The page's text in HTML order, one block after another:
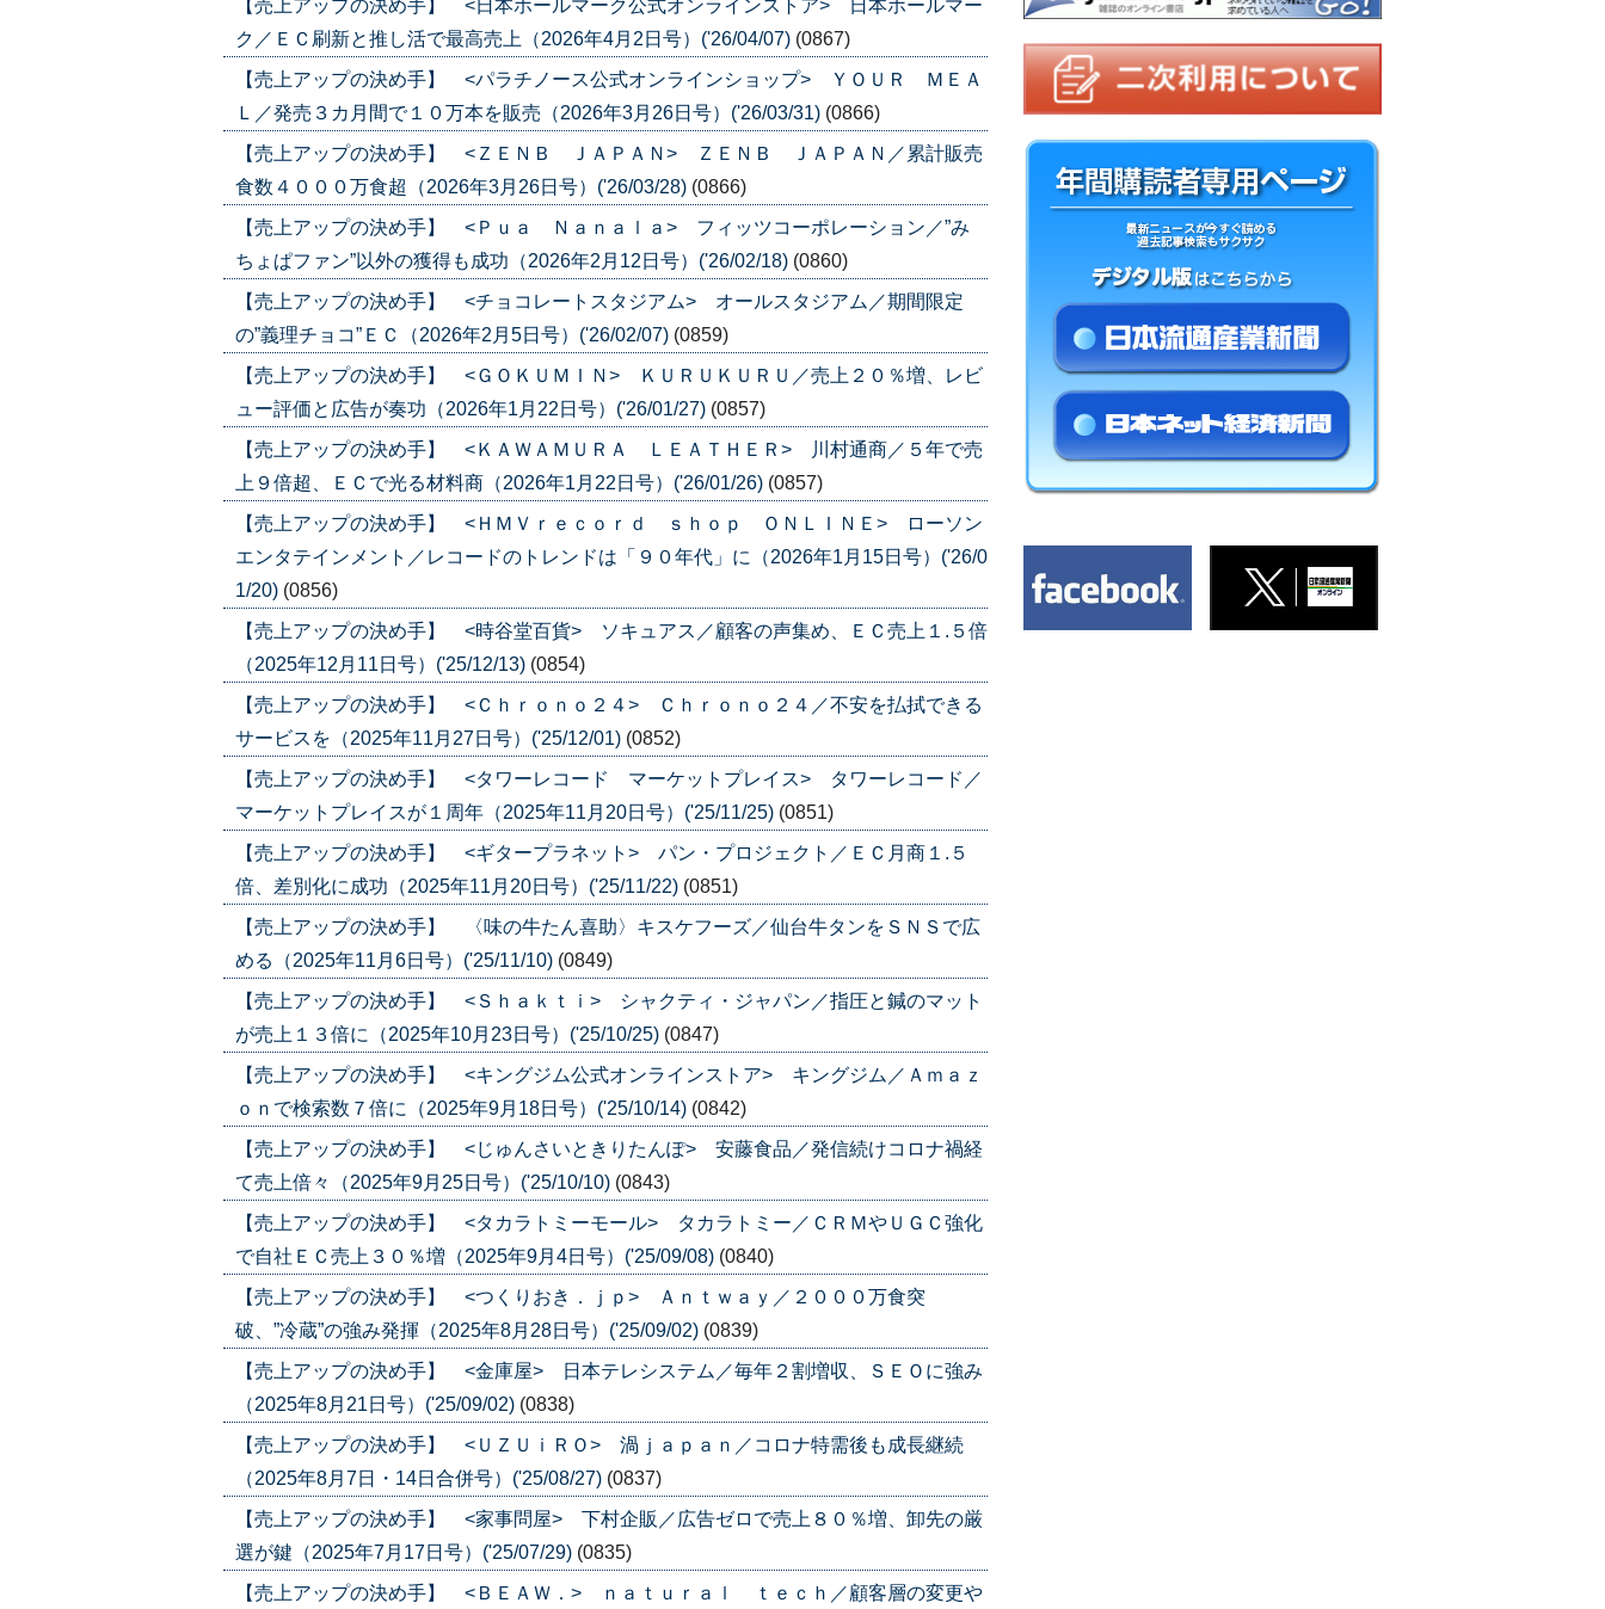
【売上アップの決め手】 <日本ホールマーク公式オンラインストア> 日本ホールマー
ク／ＥＣ刷新と推し活で最高売上（2026年4月2日号）('26/04/07) (0867)
【売上アップの決め手】 <パラチノース公式オンラインショップ> ＹＯＵＲ ＭＥＡ
Ｌ／発売３カ月間で１０万本を販売（2026年3月26日号）('26/03/31) (0866)
【売上アップの決め手】 <ＺＥＮＢ ＪＡＰＡＮ> ＺＥＮＢ ＪＡＰＡＮ／累計販売
食数４０００万食超（2026年3月26日号）('26/03/28) (0866)
【売上アップの決め手】 <Ｐｕａ Ｎａｎａｌａ> フィッツコーポレーション／”み
ちょぱファン”以外の獲得も成功（2026年2月12日号）('26/02/18) (0860)
【売上アップの決め手】 <チョコレートスタジアム> オールスタジアム／期間限定
の”義理チョコ”ＥＣ（2026年2月5日号）('26/02/07) (0859)
【売上アップの決め手】 <ＧＯＫＵＭＩＮ> ＫＵＲＵＫＵＲＵ／売上２０％増、レビ
ュー評価と広告が奏功（2026年1月22日号）('26/01/27) (0857)
【売上アップの決め手】 <ＫＡＷＡＭＵＲＡ ＬＥＡＴＨＥＲ> 川村通商／５年で売
上９倍超、ＥＣで光る材料商（2026年1月22日号）('26/01/26) (0857)
【売上アップの決め手】 <ＨＭＶｒｅｃｏｒｄ ｓｈｏｐ ＯＮＬＩＮＥ> ローソン
エンタテインメント／レコードのトレンドは「９０年代」に（2026年1月15日号）('26/0
1/20) (0856)
【売上アップの決め手】 <時谷堂百貨> ソキュアス／顧客の声集め、ＥＣ売上１.５倍
（2025年12月11日号）('25/12/13) (0854)
【売上アップの決め手】 <Ｃｈｒｏｎｏ２４> Ｃｈｒｏｎｏ２４／不安を払拭できる
サービスを（2025年11月27日号）('25/12/01) (0852)
【売上アップの決め手】 <タワーレコード マーケットプレイス> タワーレコード／
マーケットプレイスが１周年（2025年11月20日号）('25/11/25) (0851)
【売上アップの決め手】 <ギタープラネット> パン・プロジェクト／ＥＣ月商１.５
倍、差別化に成功（2025年11月20日号）('25/11/22) (0851)
【売上アップの決め手】 〈味の牛たん喜助〉キスケフーズ／仙台牛タンをＳＮＳで広
める（2025年11月6日号）('25/11/10) (0849)
【売上アップの決め手】 <Ｓｈａｋｔｉ> シャクティ・ジャパン／指圧と鍼のマット
が売上１３倍に（2025年10月23日号）('25/10/25) (0847)
【売上アップの決め手】 <キングジム公式オンラインストア> キングジム／Ａｍａｚ
ｏｎで検索数７倍に（2025年9月18日号）('25/10/14) (0842)
【売上アップの決め手】 <じゅんさいときりたんぽ> 安藤食品／発信続けコロナ禍経
て売上倍々（2025年9月25日号）('25/10/10) (0843)
【売上アップの決め手】 <タカラトミーモール> タカラトミー／ＣＲＭやＵＧＣ強化
で自社ＥＣ売上３０％増（2025年9月4日号）('25/09/08) (0840)
【売上アップの決め手】 <つくりおき．ｊｐ> Ａｎｔｗａｙ／２０００万食突
破、”冷蔵”の強み発揮（2025年8月28日号）('25/09/02) (0839)
【売上アップの決め手】 <金庫屋> 日本テレシステム／毎年２割増収、ＳＥＯに強み
（2025年8月21日号）('25/09/02) (0838)
【売上アップの決め手】 <ＵＺＵｉＲＯ> 渦ｊａｐａｎ／コロナ特需後も成長継続
（2025年8月7日・14日合併号）('25/08/27) (0837)
【売上アップの決め手】 <家事問屋> 下村企販／広告ゼロで売上８０％増、卸先の厳
選が鍵（2025年7月17日号）('25/07/29) (0835)
【売上アップの決め手】 <ＢＥＡＷ．> ｎａｔｕｒａｌ ｔｅｃｈ／顧客層の変更や